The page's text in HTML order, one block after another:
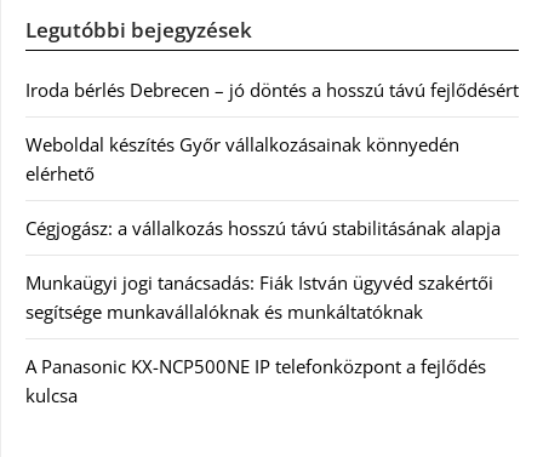
Legutóbbi bejegyzések
Iroda bérlés Debrecen – jó döntés a hosszú távú fejlődésért
Weboldal készítés Győr vállalkozásainak könnyedén
elérhető
Cégjogász: a vállalkozás hosszú távú stabilitásának alapja
Munkaügyi jogi tanácsadás: Fiák István ügyvéd szakértői
segítsége munkavállalóknak és munkáltatóknak
A Panasonic KX-NCP500NE IP telefonközpont a fejlődés
kulcsa